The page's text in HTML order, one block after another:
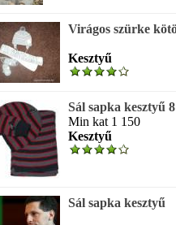
Virágos szürke
Kesztyű
Sál sapka kesztyű
Min kat 1 150
Kesztyű
Sál sapka kesztyű